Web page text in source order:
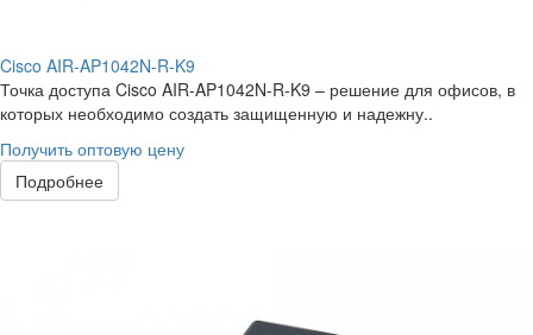
Cisco AIR-AP1042N-R-K9
Точка доступа Cisco AIR-AP1042N-R-K9 – решение для офисов, в
которых необходимо создать защищенную и надежну..
Получить оптовую цену
Подробнее